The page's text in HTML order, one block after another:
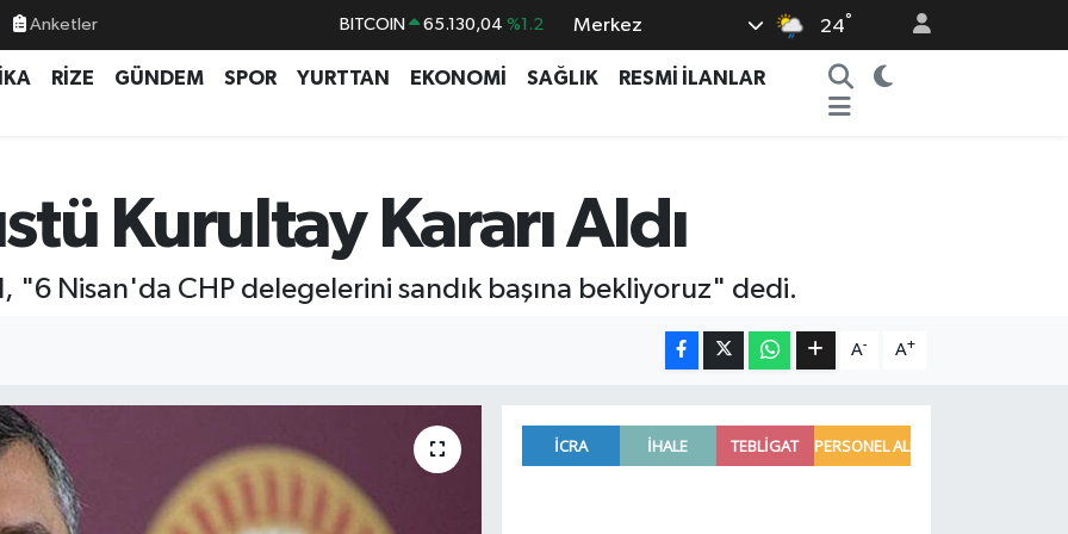
Anketler BITCOIN 65.130,04 %1.2
%0.17
BİST100 13.773 %-19
Merkez 24°
RİZE GÜNDEM SPOR YURTTAN EKONOMİ SAĞLIK
RESMİ İLANLAR
Kurultay Kararı Aldı
"6 Nisan'da CHP delegelerini sandık başına bekliyoruz" dedi.
A- A+